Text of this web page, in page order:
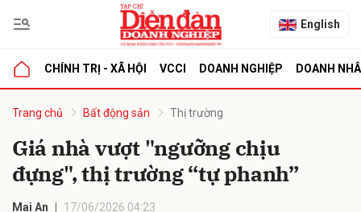
English
CHÍNH TRỊ - XÃ HỘI VCCI DOANH NGHIỆP DOANH
Trang chủ Bất động sản Thị trường
Giá nhà vượt "ngưỡng chịu
đựng", thị trường “tự phanh”
Mai An 17/06/2026 04:23
luận